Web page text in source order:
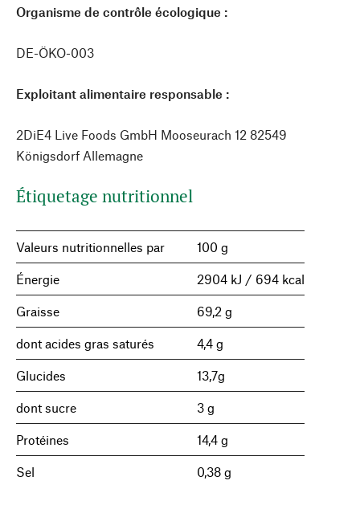
Organisme de contrôle écologique :
DE-ÖKO-003
Exploitant alimentaire responsable :
2DiE4 Live Foods GmbH Mooseurach 12 82549
Königsdorf Allemagne
Étiquetage nutritionnel
Valeurs nutritionnelles par 100 g
Énergie 2904 kJ / 694 kcal
Graisse 69,2 g
dont acides gras saturés 4,4 g
Glucides 13,7g
dont sucre 3 g
Protéines 14,4 g
Sel 0,38 g